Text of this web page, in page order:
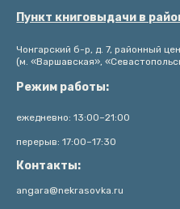
Пункт книговыдачи в
Чонгарский б-р, д. 7, районный
(м. «Варшавская»,
Режим работы:
ежедневно: 13:00–21:00
перерыв: 17:00–17:30
Контакты:
angara@nekrasovka.ru